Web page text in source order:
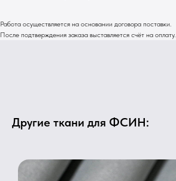
Работа осуществляется на основании договора поставки.
После подтверждения заказа выставляется счёт на оплату.
Другие ткани для ФСИН: